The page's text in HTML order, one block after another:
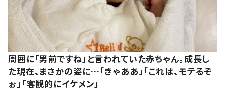
周囲に「男前ですね」と言われていた赤ちゃん。成長し
た現在、まさかの姿に…「きゃああ」「これは、モテるぞ
ぉ」「客観的にイケメン」